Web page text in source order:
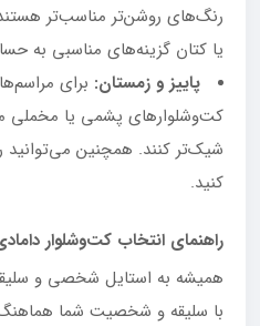
رنگ‌های روشن‌تر مناسب‌تر
یا کتان گزینه‌های مناسبی به
پاییز و زمستان: برای
کت‌وشلوارهای پشمی یا مخملی
شیک‌تر کنند. همچنین می‌توانید
کنید.
راهنمای انتخاب کت‌وشلوار
همیشه به استایل شخصی و
با سلیقه و شخصیت شما